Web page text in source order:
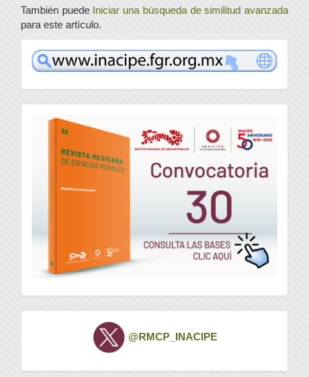
También puede Iniciar una búsqueda de similitud avanzada
para este artículo.
www
convocatoria
Twitter @RMCP_INACIPE